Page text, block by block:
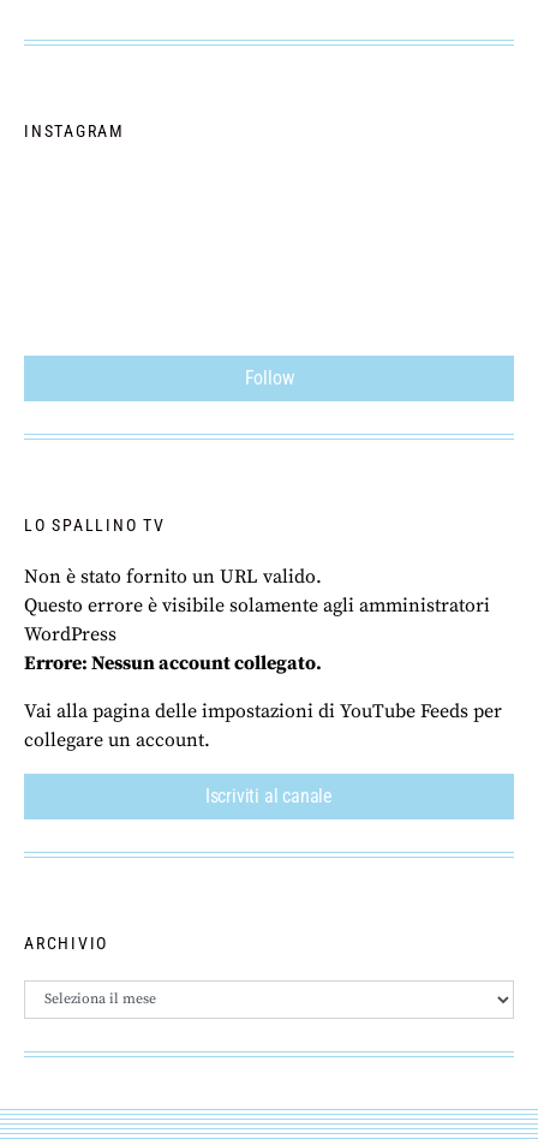
INSTAGRAM
Follow
LO SPALLINO TV
Non è stato fornito un URL valido.
Questo errore è visibile solamente agli amministratori
WordPress
Errore: Nessun account collegato.
Vai alla pagina delle impostazioni di YouTube Feeds per
collegare un account.
Iscriviti al canale
ARCHIVIO
Archivio